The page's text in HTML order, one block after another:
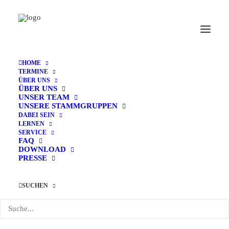
HOME
TERMINE
ÜBER UNS
ÜBER UNS
UNSER TEAM
UNSERE STAMMGRUPPEN
DABEI SEIN
LERNEN
SERVICE
FAQ
DOWNLOAD
PRESSE
SUCHEN
Home
Feiern